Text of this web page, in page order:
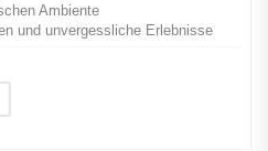
Ambiente
und unvergessliche Erlebnisse